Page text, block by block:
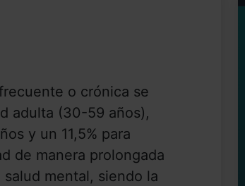
o crónica se
adulta (30-59 años),
y un 11,5% para
de manera prolongada
mental, siendo la